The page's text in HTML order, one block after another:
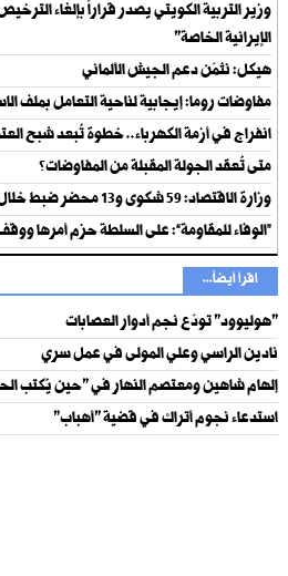
وزير التربية الكويتي يصدر قراراً بإلغاء
الإيرانية الخاصة"
هيكل: نثمّن دعم الجيش الألماني
مفاوضات روما: إيجابية لناحية التعامل بملف
انفراج في أزمة الكهرباء.. خطوة تُبعد شبح
متى تُعقد الجولة المقبلة من المفاوضات؟
وزارة الاقتصاد: 59 شكوى و13 محضر ضبط خلال أسبوع واحد
“الوفاء للمقاومة”: على السلطة حزم أمرها
اقرأ أيضاً...
"هوليوود" تودّع نجم أدوار العصابات
نادين الراسي وعلي المولى في عمل سري
إلهام شاهين ومعتصم النهار في "حين يُكتب
استدعاء نجوم أتراك في قضية "أهباب"